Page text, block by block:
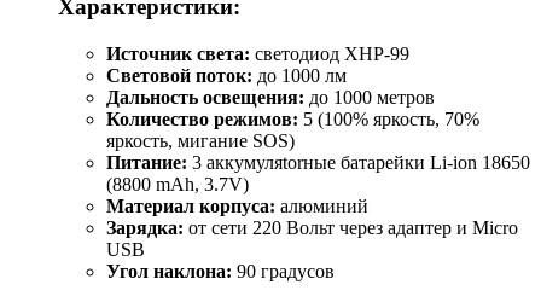
Характеристики:
Источник света: светодиод XHP-99
Световой поток: до 1000 лм
Дальность освещения: до 1000 метров
Количество режимов: 5 (100% яркость, 70%
яркость, мигание SOS)
Питание: 3 аккумуляtorные батарейки Li-ion 18650
(8800 mAh, 3.7V)
Материал корпуса: алюминий
Зарядка: от сети 220 Вольт через адаптер и Micro
USB
Угол наклона: 90 градусов